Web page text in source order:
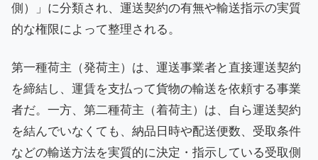
側）」に分類され、運送契約の有無や輸送指示の実質
的な権限によって整理される。
第一種荷主（発荷主）は、運送事業者と直接運送契約
を締結し、運賃を支払って貨物の輸送を依頼する事業
者だ。一方、第二種荷主（着荷主）は、自ら運送契約
を結んでいなくても、納品日時や配送便数、受取条件
などの輸送方法を実質的に決定・指示している受取側